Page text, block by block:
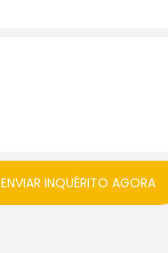
ENVIAR INQUÉRITO AGORA